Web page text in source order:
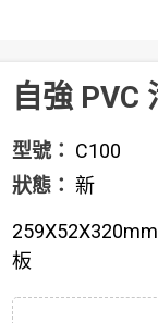
自強 PVC
型號： C100
狀態： 新
板